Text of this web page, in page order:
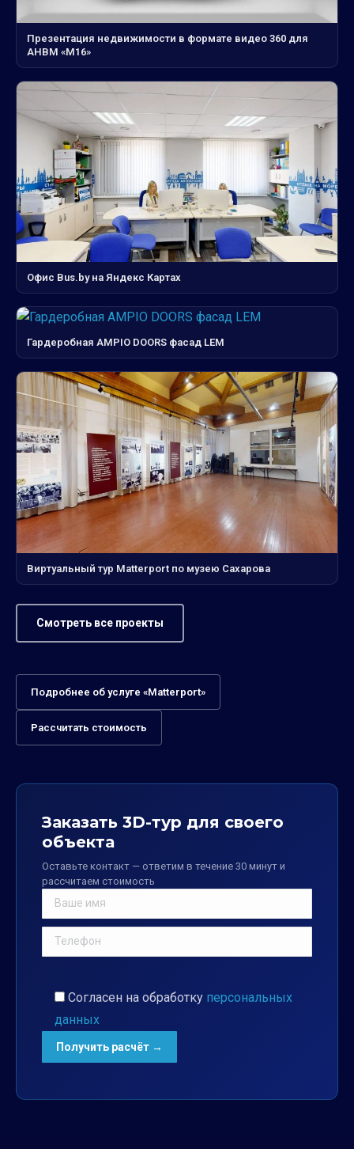
Презентация недвижимости в формате видео 360 для
АНВМ «М16»
Офис Bus.by на Яндекс Картах
Гардеробная AMPIO DOORS фасад LEM
Виртуальный тур Matterport по музею Сахарова
Смотреть все проекты
Подробнее об услуге «Matterport»
Рассчитать стоимость
Заказать 3D-тур для своего
объекта
Оставьте контакт — ответим в течение 30 минут и
рассчитаем стоимость
Согласен на обработку персональных
данных